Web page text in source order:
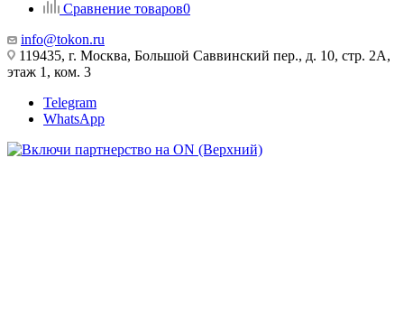
Сравнение товаров0
info@tokon.ru
119435, г. Москва, Большой Саввинский пер., д. 10, стр. 2А,
этаж 1, ком. 3
Telegram
WhatsApp